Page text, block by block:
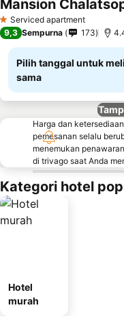
1 Bintang
Serviced apartment
Mansion
9,3 Sempurna 173
Pilih tanggal untuk
sama
Harga dan
pemesanan selalu
menemukan
di trivago saat Anda
Kategori hotel
Hotel
murah